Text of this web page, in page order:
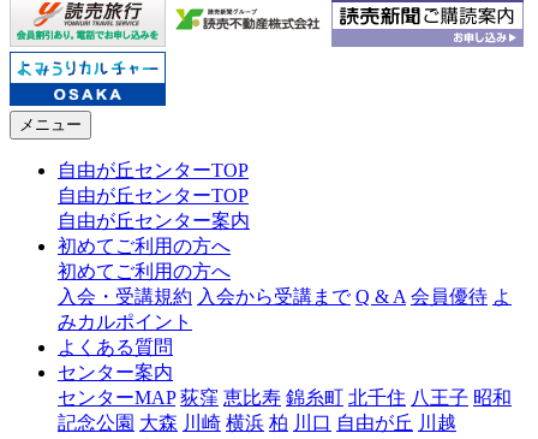
メニュー
自由が丘センターTOP
自由が丘センターTOP
自由が丘センター案内
初めてご利用の方へ
初めてご利用の方へ
入会・受講規約 入会から受講まで Q & A 会員優待 よ
みカルポイント
よくある質問
センター案内
センターMAP 荻窪 恵比寿 錦糸町 北千住 八王子 昭和
記念公園 大森 川崎 横浜 柏 川口 自由が丘 川越